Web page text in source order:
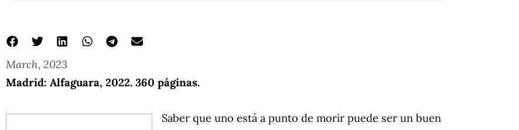
March, 2023
Madrid: Alfaguara, 2022. 360 páginas.
Saber que uno está a punto de morir puede ser un buen